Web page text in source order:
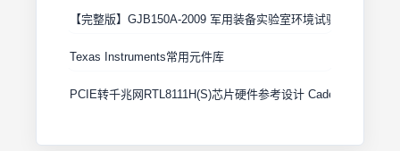
【完整版】GJB150A-2009 军用装备实验室环境试验方法
Texas Instruments常用元件库
PCIE转千兆网RTL8111H(S)芯片硬件参考设计 Cadence原理图